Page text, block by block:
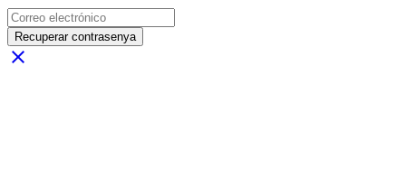
Recuperar contrasenya
close